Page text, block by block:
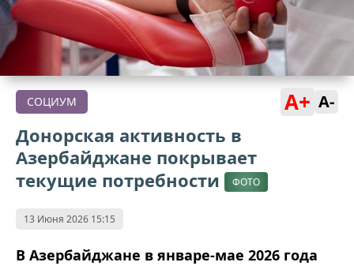
СОЦИУМ A+ A-
Донорская активность в
Азербайджане покрывает
текущие потребности
ФОТО
13 Июня 2026 15:15
В Азербайджане в январе-мае 2026 года